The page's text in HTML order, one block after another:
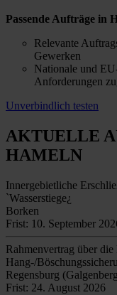
Passende Aufträge in
Relevante
Gewerken
Nationale und
Anforderungen
Unverbindlich testen
AKTUELLE
HAMELN
Innergebietliche
`Wasserstiege¿
Borken
Frist: 10. September
Rahmenvertrag über
Hang-/
Regensburg
Frist: 24. August 2026